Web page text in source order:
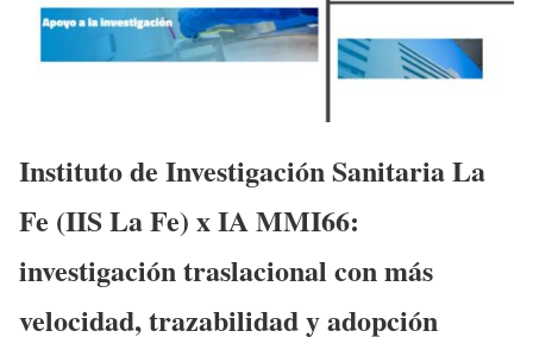
Instituto de Investigación Sanitaria La
Fe (IIS La Fe) x IA MMI66:
investigación traslacional con más
velocidad, trazabilidad y adopción